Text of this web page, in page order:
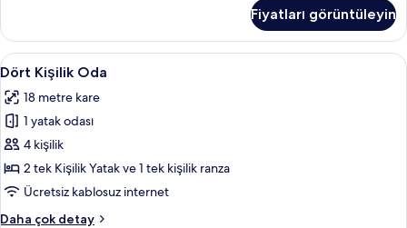
hakkında
daha
fazla
Fiyatları görüntüleyin
Dört
Kişilik
Oda
için
tüm
fotoğrafları
görün
Odada kasa, masa, ücretsiz kablosuz
4
Dört Kişilik Oda
18 metre kare
1 yatak odası
4 kişilik
2 tek Kişilik Yatak ve 1 tek kişilik ranza
Ücretsiz kablosuz internet
Daha çok detay
Dört